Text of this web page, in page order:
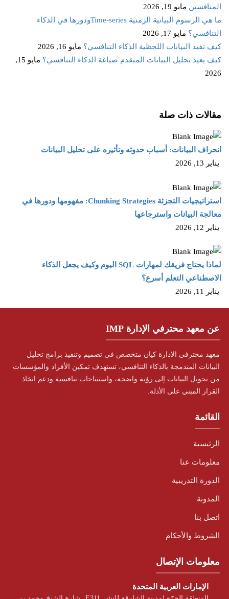
المنافسين مايو 19, 2026
ما هي الرسوم البيانية الزمنية Time‑seriesودورها في الذكاء
التنافسي؟ مايو 17, 2026
كيف تفيد البيانات اللحظية الذكاء التنافسي؟ مايو 16, 2026
كيف يعيد تحليل البيانات المتقدم صياغة الذكاء التنافسي؟
مايو 15,
2026
مقالات ذات صلة
انحراف البيانات: أسباب حدوثه وتأثيره على تحليل البيانات
يناير 13, 2026
استراتيجيات التجزئة Chunking Strategies: مفهومها ودورها في
معالجة البيانات واسترجاعها
يناير 12, 2026
لماذا يحتاج فريقك لمهارات SQL اليوم وكيف يجعل الذكاء
الاصطناعي التعلم أسرع؟
يناير 11, 2026
عن معهد محترفي الإدارة IMP
معهد محترفي الادارة كيان متخصص في تصميم وتنفيذ برامج تحليل
البيانات المندمجة بالذكاء التنافسي، تستهدف تمكين الأفراد والمؤسسات
من تحويل البيانات إلى رؤية واضحة، واستنتاجات تنافسية ودعم اتخاذ
القرار المبني على الأدلة.
القائمة
الرئيسية
معلومات عنا
الدورة التدريبية
المدونة
اتصل بنا
الشروط والأحكام
معلومات الإتصال
الإمارات العربية المتحدة